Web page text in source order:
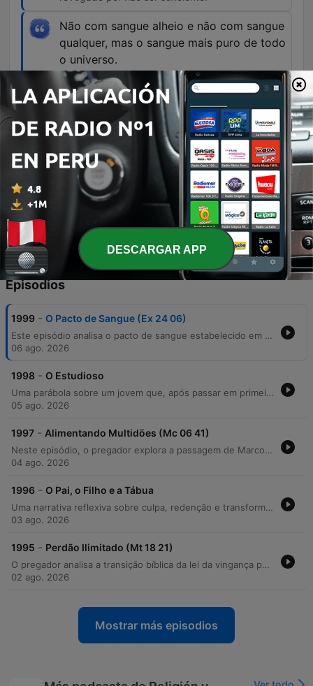
Não com sangue alheio e não com sangue
qualquer, mas o sangue mais puro de todo
o universo.
00:41:08 · O orador enfatiza a natureza divina e
a eficácia eterna do sacrifício de Cristo para a
remissão dos pecados.
Quando a gente faz o acordo, tem que ter
depois desse pacto de sangue, a comida
e a bebida. Santa Ceia.
01:02:28 · O orador relaciona a celebração da
Santa Ceia como uma consequência necessária
do pacto estabelecido por Cristo.
Episodios
1999 - O Pacto de Sangue (Ex 24 06)
Este episódio analisa o pacto de sangue estabelecido em Êxodo 24, explorando como os elementos da visão de Deus sob os pés de Moisés apontam para a santidade e o sacrifício de Cristo. O pregador detalha a transição do Antigo para o Novo Pacto, contrastando as tradições do antigo pacto com a superioridade da nova aliança estabelecida pelo sacrifício voluntário de Jesus. A mensagem explora os benefícios teológicos desse pacto, incluindo redenção, perdão e justificação, culminando em um apelo à renovação espiritual. O pastor João Ribe Paliarim convida os ouvintes a aceitarem esse compromisso através da fé, enfatizando a importância da comunhão e da Santa Ceia como celebração dessa aliança eterna.
06 ago. 2026
1998 - O Estudioso
Uma parábola sobre um jovem que, após passar em primeiro lugar no vestibular de medicina, sente-se profundamente decepcionado ao receber uma Bíblia como presente de seu pai, em vez do carro prometido. A narrativa explora temas de mágoa, rebeldia e o afastamento familiar, culminando na descoberta tardia de que o verdadeiro presente estava escondido dentro das páginas do livro sagrado. A mensagem central utiliza a história para refletir sobre a importância da busca espiritual e do conhecimento das escrituras. O episódio propõe uma reflexão sobre como o desconhecimento das promessas divinas pode gerar sofrimento desnecessário, incentivando o ouvinte a explorar os tesouros contidos na Bíblia.
05 ago. 2026
1997 - Alimentando Multidões (Mc 06 41)
Neste episódio, o pregador explora a passagem de Marcos 6 sobre a multiplicação dos pães e peixes para discutir a fome espiritual da humanidade. Através de referências aos profetas Amós e Isaías, ele argumenta que a multidão busca por Jesus devido à falta de entendimento da Palavra e ao perigo das doutrinas humanas e misticismos religiosos. A mensagem aborda ainda a importância da gratidão, do combate ao desperdício e o cuidado divino na provisão. O pastor exorta os fiéis a abandonarem crenças supersticiosas e a buscarem o 'pão da vida' que permanece para a eternidade, encerrando com uma oração de restauração espiritual.
04 ago. 2026
1996 - O Pai, o Filho e a Tábua
Uma narrativa reflexiva sobre culpa, redenção e transformação espiritual. O episódio utiliza a metáfora de uma tábua envernizada que, ao ser perfurada por pregos representando erros do passado, ilustra como as consequências das ações permanecem mesmo após tentativas de reparação através de boas obras. A história acompanha a trajetória de um homem que, atormentado pelo peso de sua consciência, encontra consolo e purificação ao ouvir uma mensagem bíblica sobre o sacrifício de Jesus Cristo. O relato explora temas como a impossibilidade de apagar marcas do passado apenas com esforço próprio e a busca pela paz interior através da fé.
03 ago. 2026
1995 - Perdão Ilimitado (Mt 18 21)
O pregador analisa a transição bíblica da lei da vingança para a lei do perdão ilimitado, utilizando exemplos de Caim, Lameque e Adoni Bezeque para contrastar a tentativa humana de extrapolar a justiça com o ensinamento de Jesus. O episódio explora a natureza do perdão cristão através da parábola do credor incompassível, enfatizando que o perdão deve ser genuíno e de coração. A mensagem aborda a importância vital do auto-perdão e do perdão ao próximo como condições para receber bênçãos divinas e evitar o aprisionamento espiritual. A ministração conclui com uma oração de purificação, buscando o alívio espiritual e a paz interior através do ato de liberar mágoas.
02 ago. 2026
Mostrar más episodios
DESCARGAR APP